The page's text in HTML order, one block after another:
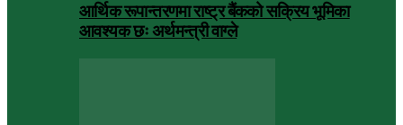
आर्थिक रूपान्तरणमा राष्ट्र बैंकको सक्रिय भूमिका
आवश्यक छः अर्थमन्त्री वाग्ले